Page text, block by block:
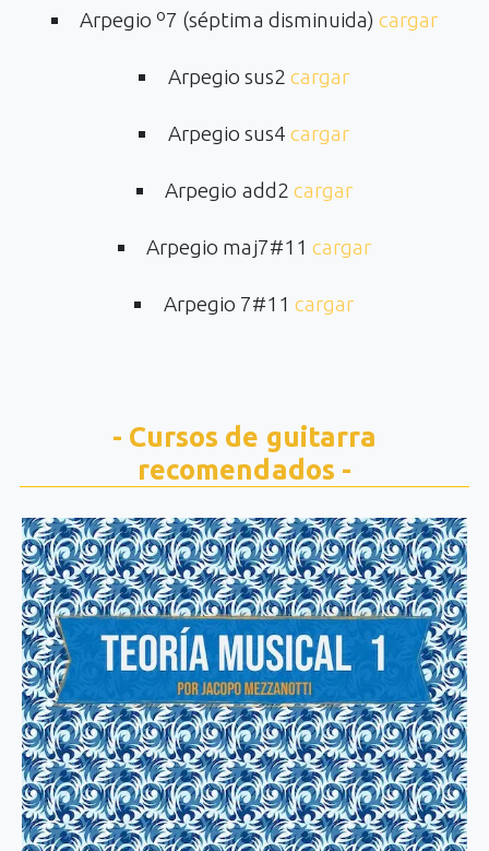
Arpegio º7 (séptima disminuida)cargar
Arpegio sus2cargar
Arpegio sus4cargar
Arpegio add2 cargar
Arpegio maj7#11 cargar
Arpegio 7#11cargar
- Cursos de guitarra
recomendados -